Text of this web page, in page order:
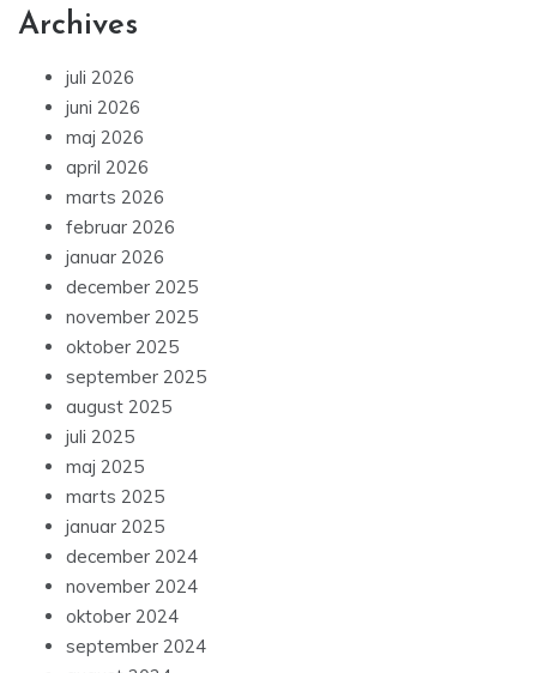
Archives
juli 2026
juni 2026
maj 2026
april 2026
marts 2026
februar 2026
januar 2026
december 2025
november 2025
oktober 2025
september 2025
august 2025
juli 2025
maj 2025
marts 2025
januar 2025
december 2024
november 2024
oktober 2024
september 2024